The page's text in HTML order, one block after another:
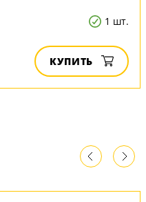
1 шт.
КУПИТЬ